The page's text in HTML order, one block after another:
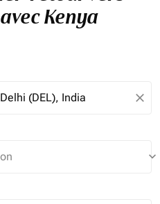
Kenya
close
keyboard_arrow_down